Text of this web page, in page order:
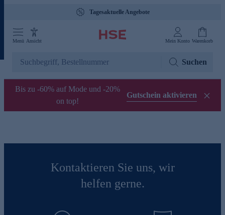
Tagesaktuelle Angebote
Menü Ansicht Mein Konto Warenkorb
Suchen
Bis zu -60% auf Mode und -20%
on top!
Gutschein aktivieren
Kontaktieren Sie uns, wir
helfen gerne.